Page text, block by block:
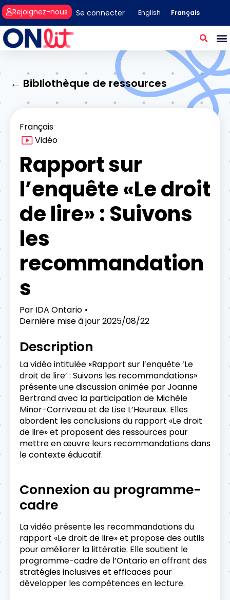
Se connecter
Rejoignez-nous English Français
← Bibliothèque de ressources
Français
Vidéo
Rapport sur
l’enquête «Le droit
de lire­» : Suivons
les
recommandation
s
Par IDA Ontario
Dernière mise à jour2025/08/22
Description
La vidéo intitulée «Rapport sur l’enquête ‘Le
droit de lire’ : Suivons les recommandations»
présente une discussion animée par Joanne
Bertrand avec la participation de Michèle
Minor-Corriveau et de Lise L’Heureux. Elles
abordent les conclusions du rapport «Le droit
de lire» et proposent des ressources pour
mettre en œuvre leurs recommandations dans
le contexte éducatif.
Connexion au programme-
cadre
La vidéo présente les recommandations du
rapport «Le droit de lire» et propose des outils
pour améliorer la littératie. Elle soutient le
programme-cadre de l’Ontario en offrant des
stratégies inclusives et efficaces pour
développer les compétences en lecture.